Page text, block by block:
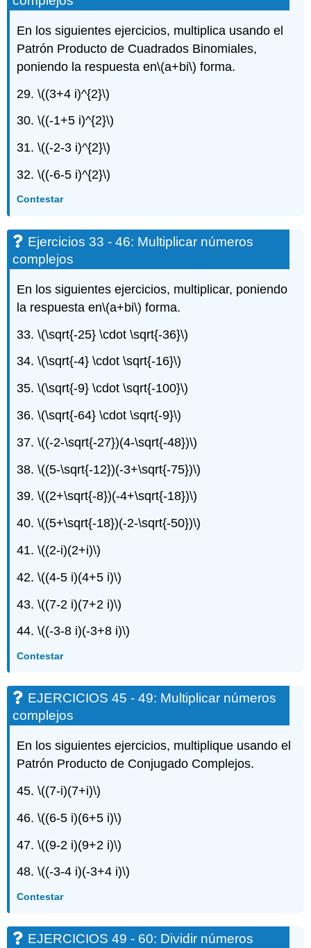
En los siguientes ejercicios, multiplica usando el
Patrón Producto de Cuadrados Binomiales,
poniendo la respuesta en\(a+bi\) forma.
29.\((3+4 i)^{2}\)
30.\((-1+5 i)^{2}\)
31.\((-2-3 i)^{2}\)
32.\((-6-5 i)^{2}\)
Contestar
Ejercicios 33 - 46: Multiplicar números
complejos
En los siguientes ejercicios, multiplicar, poniendo
la respuesta en\(a+bi\) forma.
33.\(\sqrt{-25} \cdot \sqrt{-36}\)
34.\(\sqrt{-4} \cdot \sqrt{-16}\)
35.\(\sqrt{-9} \cdot \sqrt{-100}\)
36.\(\sqrt{-64} \cdot \sqrt{-9}\)
37.\((-2-\sqrt{-27})(4-\sqrt{-48})\)
38.\((5-\sqrt{-12})(-3+\sqrt{-75})\)
39.\((2+\sqrt{-8})(-4+\sqrt{-18})\)
40.\((5+\sqrt{-18})(-2-\sqrt{-50})\)
41.\((2-i)(2+i)\)
42.\((4-5 i)(4+5 i)\)
43.\((7-2 i)(7+2 i)\)
44.\((-3-8 i)(-3+8 i)\)
Contestar
EJERCICIOS 45 - 49: Multiplicar números
complejos
En los siguientes ejercicios, multiplique usando el
Patrón Producto de Conjugado Complejos.
45.\((7-i)(7+i)\)
46.\((6-5 i)(6+5 i)\)
47.\((9-2 i)(9+2 i)\)
48.\((-3-4 i)(-3+4 i)\)
Contestar
EJERCICIOS 49 - 60: Dividir números